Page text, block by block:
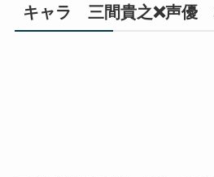
キャラ 三間貴之❌声優